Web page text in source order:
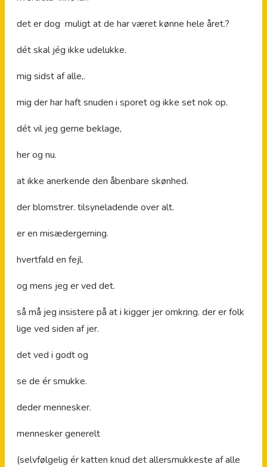
det er dog muligt at de har været kønne hele året.?
dét skal jég ikke udelukke.
mig sidst af alle,.
mig der har haft snuden i sporet og ikke set nok op.
dét vil jeg gerne beklage,
her og nu.
at ikke anerkende den åbenbare skønhed.
der blomstrer. tilsyneladende over alt.
er en misædergerning.
hvertfald en fejl.
og mens jeg er ved det.
så må jeg insistere på at i kigger jer omkring. der er folk
lige ved siden af jer.
det ved i godt og
se de ér smukke.
deder mennesker.
mennesker generelt
(selvfølgelig ér katten knud det allersmukkeste af alle